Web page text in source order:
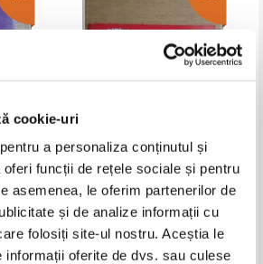
cookie-uri
a personaliza conținutul și
funcții de rețele sociale și pentru
asemenea, le oferim partenerilor de
și de analize informații cu
folosiți site-ul nostru. Aceștia le
informații oferite de dvs. sau culese
Animale si plante deosebite
pentru copii curiosi
Lei
Adaugă în coș